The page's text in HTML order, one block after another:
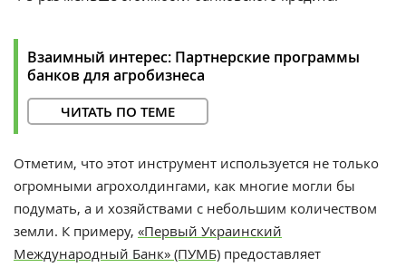
Взаимный интерес: Партнерские программы
банков для агробизнеса
ЧИТАТЬ ПО ТЕМЕ
Отметим, что этот инструмент используется не только
огромными агрохолдингами, как многие могли бы
подумать, а и хозяйствами с небольшим количеством
земли. К примеру, «Первый Украинский
Международный Банк» (ПУМБ) предоставляет